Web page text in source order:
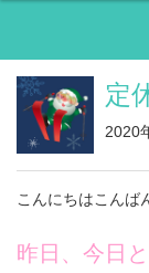
定
2020
こんにちはこんば
昨日、今日